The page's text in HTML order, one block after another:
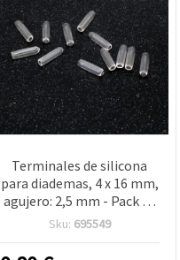
Terminales de silicona
para diademas, 4 x 16 mm,
agujero: 2,5 mm - Pack de
20 uds
Sku: 695549